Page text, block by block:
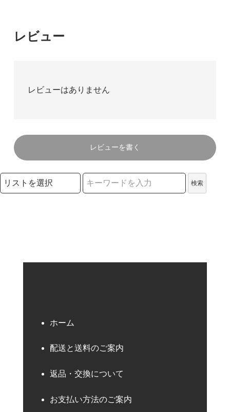
レビュー
レビューはありません
レビューを書く
検索リストの選択
検索
ホーム
配送と送料のご案内
返品・交換について
お支払い方法のご案内